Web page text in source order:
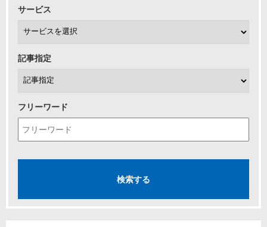
サービス
記事指定
フリーワード